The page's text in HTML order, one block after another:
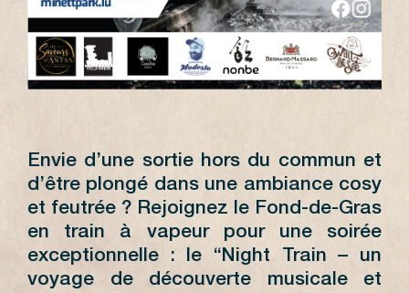
Envie d’une sortie hors du commun et
d’être plongé dans une ambiance cosy
et feutrée ? Rejoignez le Fond-de-Gras
en train à vapeur pour une soirée
exceptionnelle : le “Night Train – un
voyage de découverte musicale et